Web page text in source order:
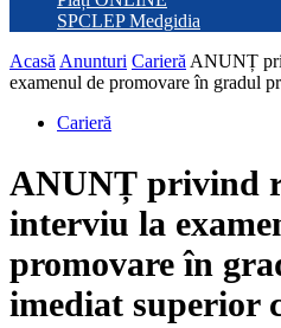
SPCLEP Medgidia
Acasă Anunturi Carieră ANUNȚ
examenul de promovare în gradul
Carieră
ANUNȚ privind
interviu la
promovare în
imediat superior